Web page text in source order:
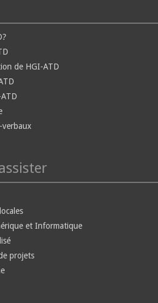
de HGI-ATD
verbaux
et Informatique
projets